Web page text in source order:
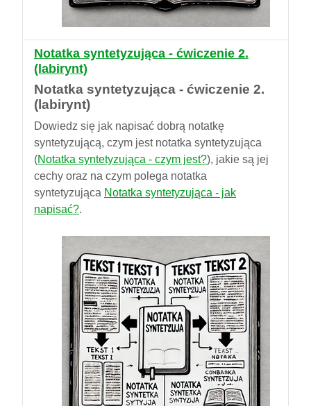
Notatka syntetyzująca - ćwiczenie 2.
(labirynt)
Notatka syntetyzująca - ćwiczenie 2.
(labirynt)
Dowiedz się jak napisać dobrą notatkę
syntetyzującą, czym jest notatka syntetyzująca
(Notatka syntetyzująca - czym jest?), jakie są jej
cechy oraz na czym polega notatka
syntetyzująca Notatka syntetyzująca - jak
napisać?.